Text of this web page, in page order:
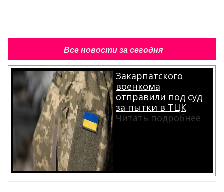
Все новости за сегодня
Закарпатского
военкома
отправили под суд
за пытки в ТЦК
Читать подробнее